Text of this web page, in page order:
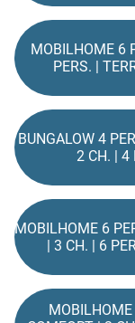
MOBILHOME 6
PERS. |
BUNGALOW 4
2 CH. | 4
MOBILHOME 6
| 3 CH. | 6